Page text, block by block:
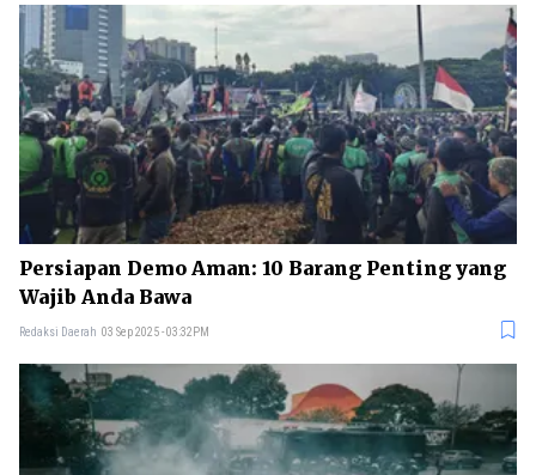
Persiapan Demo Aman: 10 Barang Penting yang
Wajib Anda Bawa
Redaksi Daerah 03 Sep 2025 - 03:32PM